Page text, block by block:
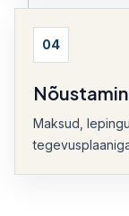
04
Maksud,